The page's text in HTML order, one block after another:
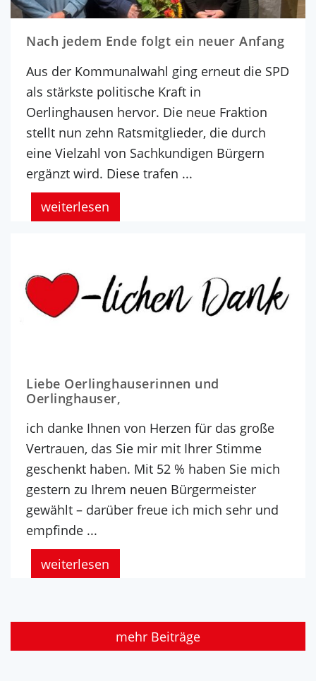
Nach jedem Ende folgt ein neuer Anfang
Aus der Kommunalwahl ging erneut die SPD
als stärkste politische Kraft in
Oerlinghausen hervor. Die neue Fraktion
stellt nun zehn Ratsmitglieder, die durch
eine Vielzahl von Sachkundigen Bürgern
ergänzt wird. Diese trafen ...
weiterlesen
Liebe Oerlinghauserinnen und
Oerlinghauser,
ich danke Ihnen von Herzen für das große
Vertrauen, das Sie mir mit Ihrer Stimme
geschenkt haben. Mit 52 % haben Sie mich
gestern zu Ihrem neuen Bürgermeister
gewählt – darüber freue ich mich sehr und
empfinde ...
weiterlesen
mehr Beiträge